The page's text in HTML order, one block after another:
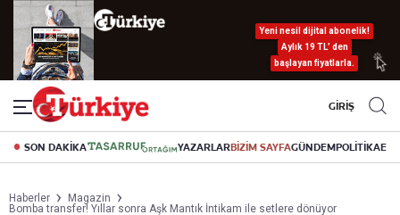
Yeni nesil dijital abonelik!
Aylık 19 TL’ den
başlayan fiyatlarla.
GİRİŞ
SON DAKİKA YAZARLARBİZİM SAYFAGÜNDEMPOLİTİKA
Haberler
Magazin
Bomba transfer! Yıllar sonra Aşk Mantık İntikam ile setlere dönüyor